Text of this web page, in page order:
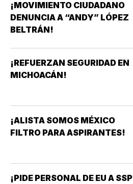
¡MOVIMIENTO CIUDADANO
DENUNCIA A “ANDY” LÓPEZ
BELTRÁN!
¡REFUERZAN SEGURIDAD EN
MICHOACÁN!
¡ALISTA SOMOS MÉXICO
FILTRO PARA ASPIRANTES!
¡PIDE PERSONAL DE EU A SSP